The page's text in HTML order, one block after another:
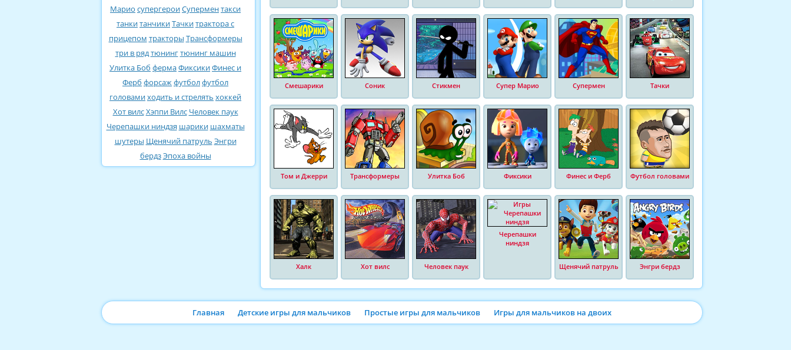
Марио супергероиСуперментакси
танкитанчикиТачкитрактора с
прицепом тракторы Трансформеры
три в рядтюнингтюнинг машин
Улитка Боб фермаФиксикиФинес и
Ферб форсажфутболфутбол
головамиходить и стрелять хоккей
Хот вилсХэппи Вилс Человек паук
Черепашки ниндзя шарики шахматы
шутеры Щенячий патруль Энгри
бердзЭпоха войны
Смешарики Соник Стикмен Супер Марио Супермен Тачки
Том и Джерри Трансформеры Улитка Боб Фиксики Финес и Ферб Футбол головами
Халк Хот вилс Человек паук
Черепашки
ниндзя
Щенячий патруль Энгри бердз
Главная Детские игры для мальчиков Простые игры для мальчиков Игры для мальчиков на двоих